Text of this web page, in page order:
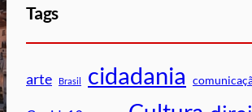
Tags
arte Brasil cidadania